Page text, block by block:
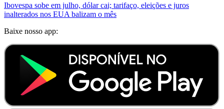
Ibovespa sobe em julho, dólar cai; tarifaço, eleições e juros
inalterados nos EUA balizam o mês
Baixe nosso app: